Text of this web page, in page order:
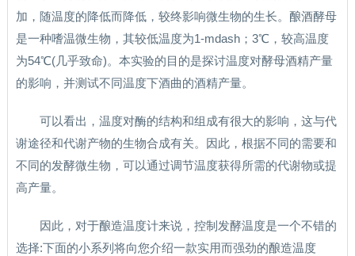
加，随温度的降低而降低，较终影响微生物的生长。酿酒酵母
是一种嗜温微生物，其较低温度为1-mdash；3℃，较高温度
为54℃(几乎致命)。本实验的目的是探讨温度对酵母酒精产量
的影响，并测试不同温度下酒曲的酒精产量。
可以看出，温度对酶的结构和组成有很大的影响，这与代
谢途径和代谢产物的生物合成有关。因此，根据不同的需要和
不同的发酵微生物，可以通过调节温度获得所需的代谢物或提
高产量。
因此，对于酿造温度计来说，控制发酵温度是一个不错的
选择:下面的小系列将向您介绍一款实用而强劲的酿造温度